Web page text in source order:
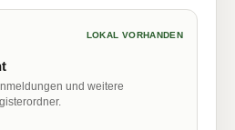
LOKAL VORHANDEN
und weitere